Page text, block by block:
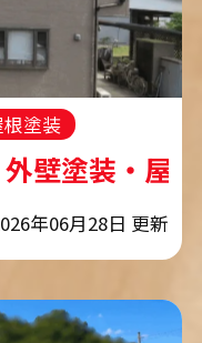
壁塗装・屋
年06月28日 更新
根塗装